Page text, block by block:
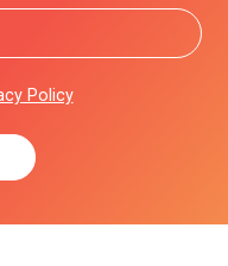
Policy